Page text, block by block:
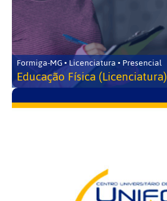
Formiga-MG • Licenciatura • Presencial
Educação Física (Licenciatura)